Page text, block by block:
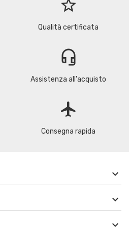
star_border
Qualità certificata
headset_mic
Assistenza all'acquisto
flight
Consegna rapida


